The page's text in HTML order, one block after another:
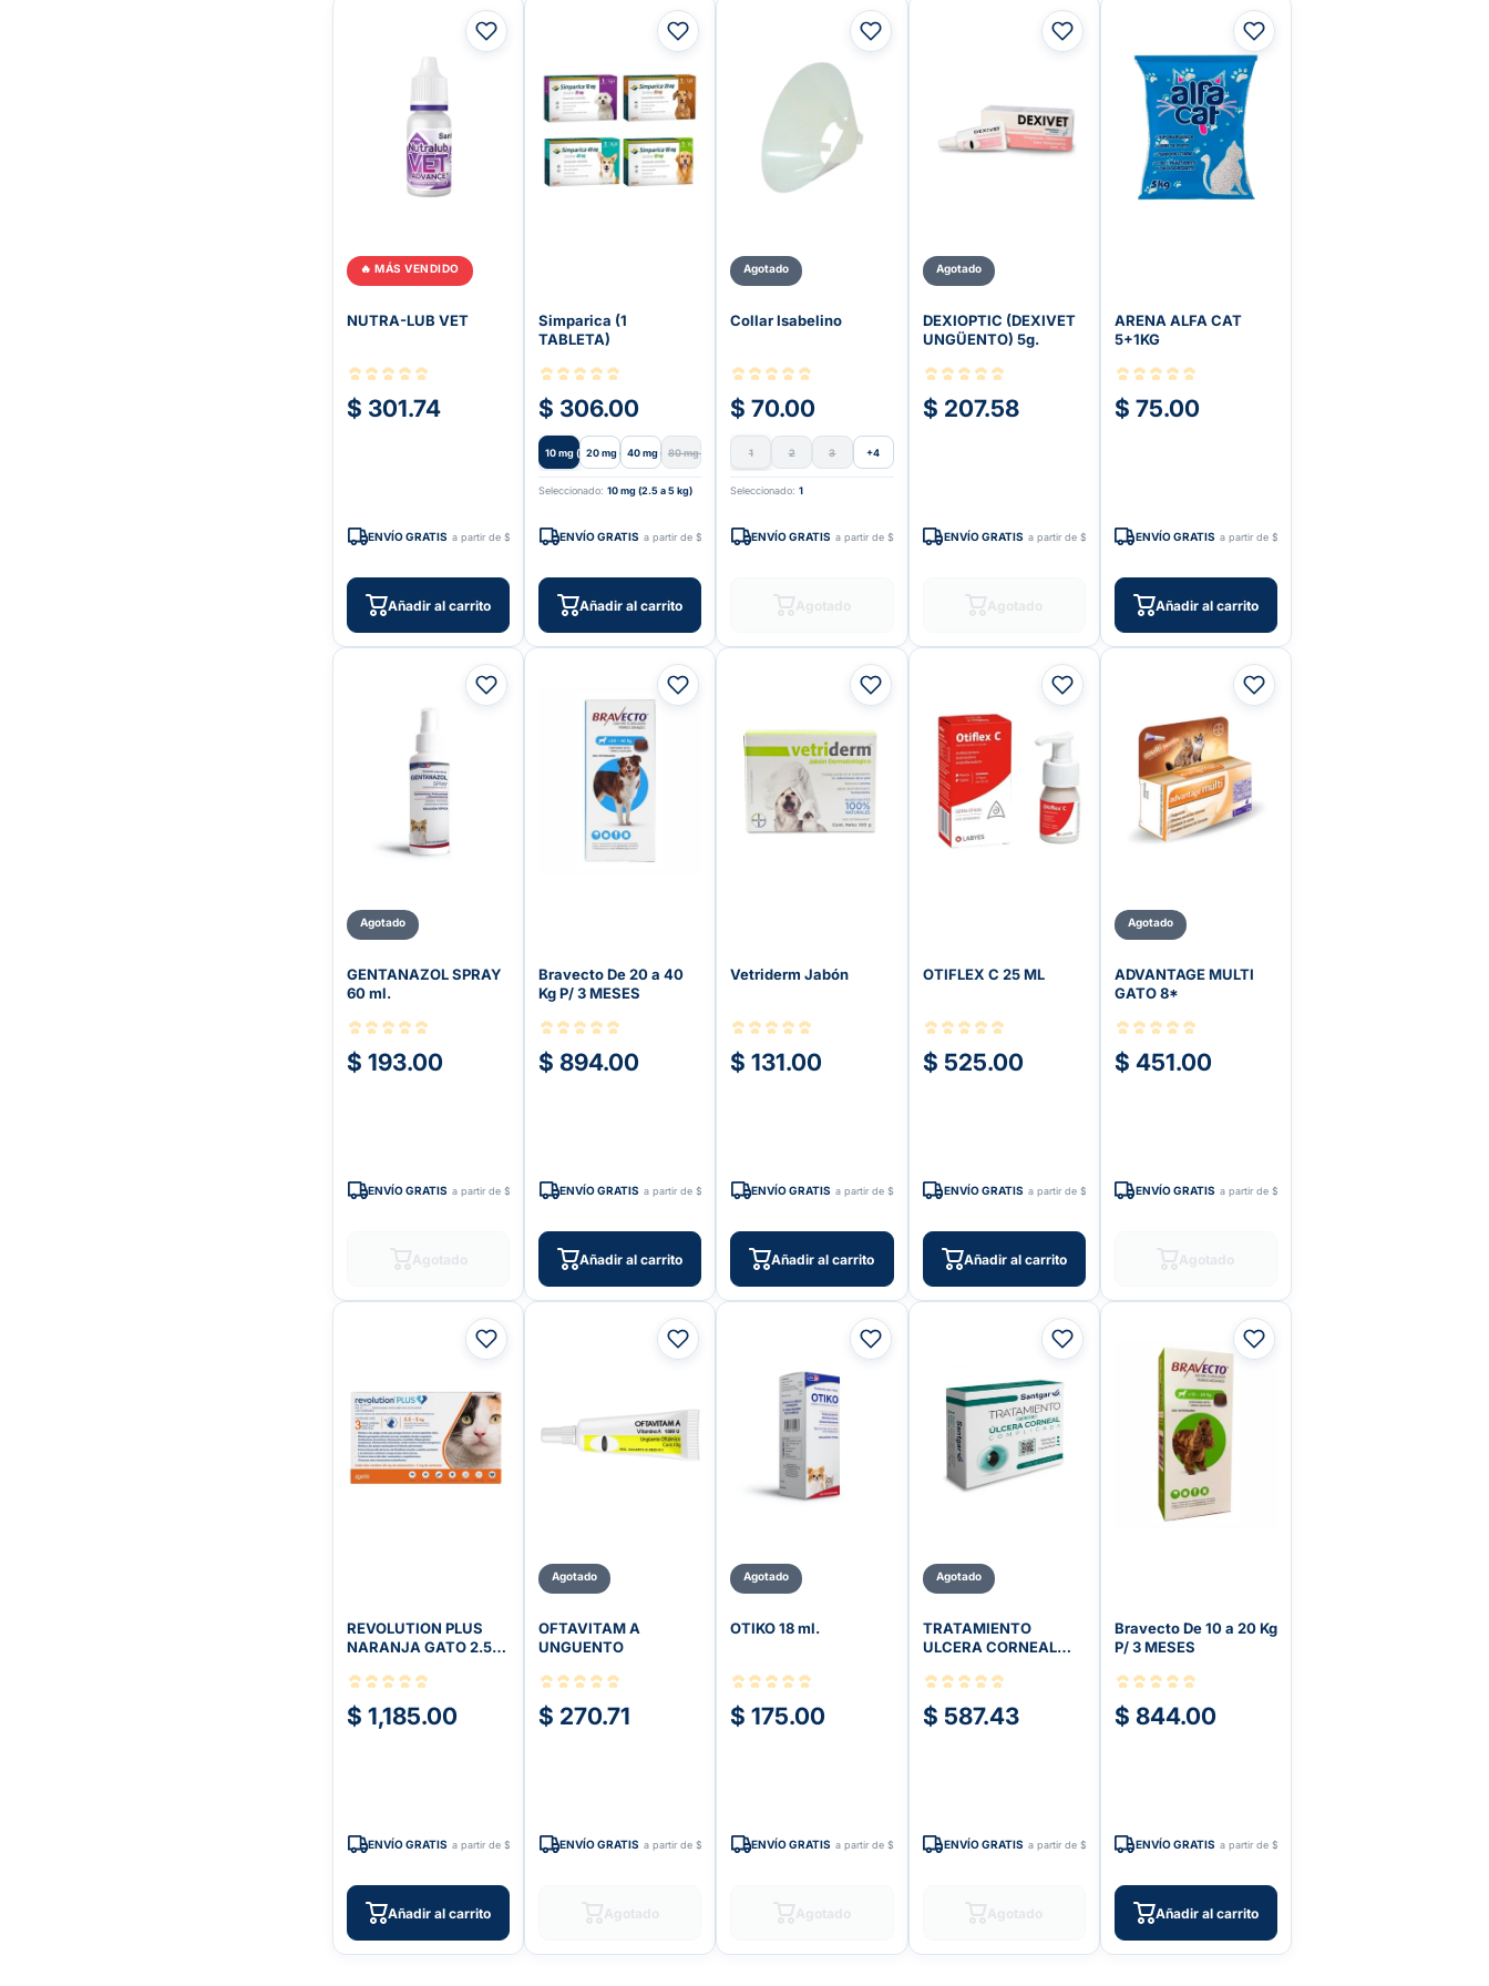
🔥 MÁS VENDIDO
NUTRA-LUB VET
$ 301.74
ENVÍO GRATIS a partir de $599
Añadir al carrito
Simparica (1
TABLETA)
$ 306.00
10 mg (2.520 mg (5 a40 mg (1080 mg (20
Seleccionado:10 mg (2.5 a 5 kg)
ENVÍO GRATIS a partir de $599
Añadir al carrito
Agotado
Collar Isabelino
$ 70.00
1 2 3 +4
Seleccionado:1
ENVÍO GRATIS a partir de $599
Agotado
DEXIOPTIC (DEXIVET
UNGÜENTO) 5g.
$ 207.58
ENVÍO GRATIS a partir de $599
ARENA ALFA CAT
5+1KG
$ 75.00
ENVÍO GRATIS a partir de $599
Añadir al carrito
Agotado
GENTANAZOL SPRAY
60 ml.
$ 193.00
ENVÍO GRATIS a partir de $599
Bravecto De 20 a 40
Kg P/ 3 MESES
$ 894.00
ENVÍO GRATIS a partir de $599
Añadir al carrito
Vetriderm Jabón
$ 131.00
ENVÍO GRATIS a partir de $599
Añadir al carrito
OTIFLEX C 25 ML
$ 525.00
ENVÍO GRATIS a partir de $599
Añadir al carrito
Agotado
ADVANTAGE MULTI
GATO 8*
$ 451.00
ENVÍO GRATIS a partir de $599
REVOLUTION PLUS
NARANJA GATO 2.5
$ 1,185.00
ENVÍO GRATIS a partir de $599
Añadir al carrito
Agotado
OFTAVITAM A
UNGUENTO
$ 270.71
ENVÍO GRATIS a partir de $599
Agotado
OTIKO 18 ml.
$ 175.00
ENVÍO GRATIS a partir de $599
Agotado
TRATAMIENTO
ULCERA CORNEAL
$ 587.43
ENVÍO GRATIS a partir de $599
Bravecto De 10 a 20 Kg
P/ 3 MESES
$ 844.00
ENVÍO GRATIS a partir de $599
Añadir al carrito